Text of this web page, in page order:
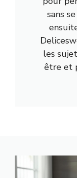
sans
les
être et